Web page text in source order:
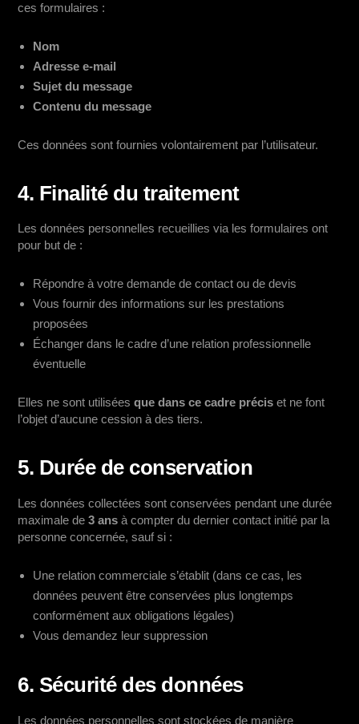
ces formulaires :
Nom
Adresse e-mail
Sujet du message
Contenu du message
Ces données sont fournies volontairement par l’utilisateur.
4. Finalité du traitement
Les données personnelles recueillies via les formulaires ont
pour but de :
Répondre à votre demande de contact ou de devis
Vous fournir des informations sur les prestations
proposées
Échanger dans le cadre d’une relation professionnelle
éventuelle
Elles ne sont utiliséesque dans ce cadre précis et ne font
l’objet d’aucune cession à des tiers.
5. Durée de conservation
Les données collectées sont conservées pendant une durée
maximale de3 ans à compter du dernier contact initié par la
personne concernée, sauf si :
Une relation commerciale s’établit (dans ce cas, les
données peuvent être conservées plus longtemps
conformément aux obligations légales)
Vous demandez leur suppression
6. Sécurité des données
Les données personnelles sont stockées de manière